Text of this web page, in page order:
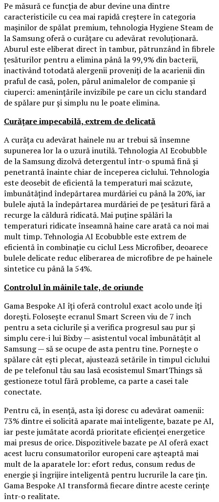
Pe măsură ce funcția de abur devine una dintre
caracteristicile cu cea mai rapidă creștere în categoria
mașinilor de spălat premium, tehnologia Hygiene Steam de
la Samsung oferă o curățare cu adevărat revoluționară.
Aburul este eliberat direct în tambur, pătrunzând în fibrele
țesăturilor pentru a elimina până la 99,9% din bacterii,
inactivând totodată alergenii proveniți de la acarienii din
praful de casă, polen, părul animalelor de companie și
ciuperci: amenințările invizibile pe care un ciclu standard
de spălare pur și simplu nu le poate elimina.
Curățare impecabilă, extrem de delicată
A curăța cu adevărat hainele nu ar trebui să însemne
supunerea lor la o uzură inutilă. Tehnologia AI Ecobubble
de la Samsung dizolvă detergentul într-o spumă fină și
penetrantă înainte chiar de începerea ciclului. Tehnologia
este deosebit de eficientă la temperaturi mai scăzute,
îmbunătățind îndepărtarea murdăriei cu până la 20%, iar
bulele ajută la îndepărtarea murdăriei de pe țesături fără a
recurge la căldură ridicată. Mai puține spălări la
temperaturi ridicate înseamnă haine care arată ca noi mai
mult timp. Tehnologia AI Ecobubble este extrem de
eficientă în combinație cu ciclul Less Microfiber, deoarece
bulele delicate reduc eliberarea de microfibre de pe hainele
sintetice cu până la 54%.
Controlul în mâinile tale, de oriunde
Gama Bespoke AI îți oferă controlul exact acolo unde îți
dorești. Folosește ecranul Smart Screen viu de 7 inch
pentru a seta ciclurile și a verifica progresul sau pur și
simplu cere-i lui Bixby — asistentul vocal îmbunătățit al
Samsung — să se ocupe de asta pentru tine. Pornește o
spălare cât ești plecat, ajustează setările în timpul ciclului
de pe telefonul tău sau lasă ecosistemul SmartThings să
gestioneze totul fără probleme, ca parte a casei tale
conectate.
Pentru că, în esență, asta își doresc cu adevărat oamenii:
73% dintre ei solicită aparate mai inteligente, bazate pe AI,
iar peste jumătate acordă prioritate eficienței energetice
mai presus de orice. Dispozitivele bazate pe AI oferă exact
acest lucru consumatorilor europeni care așteaptă mai
mult de la aparatele lor: efort redus, consum redus de
energie și îngrijire inteligentă pentru lucrurile la care țin.
Gama Bespoke AI transformă fiecare dintre aceste cerințe
într-o realitate.